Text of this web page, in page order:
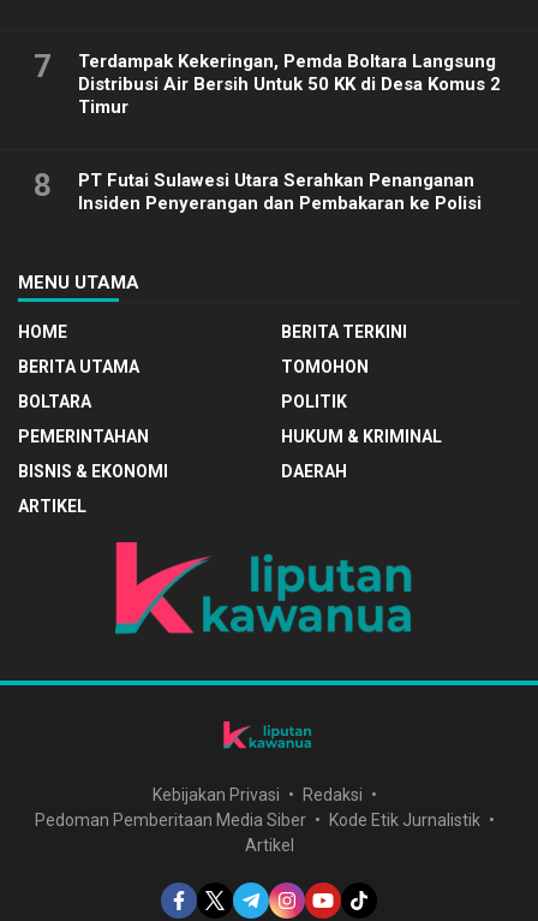
7
Terdampak Kekeringan, Pemda Boltara Langsung
Distribusi Air Bersih Untuk 50 KK di Desa Komus 2
Timur
8
PT Futai Sulawesi Utara Serahkan Penanganan
Insiden Penyerangan dan Pembakaran ke Polisi
MENU UTAMA
HOME
BERITA TERKINI
BERITA UTAMA
TOMOHON
BOLTARA
POLITIK
PEMERINTAHAN
HUKUM & KRIMINAL
BISNIS & EKONOMI
DAERAH
ARTIKEL
Kebijakan Privasi
Redaksi
Pedoman Pemberitaan Media Siber
Kode Etik Jurnalistik
Artikel